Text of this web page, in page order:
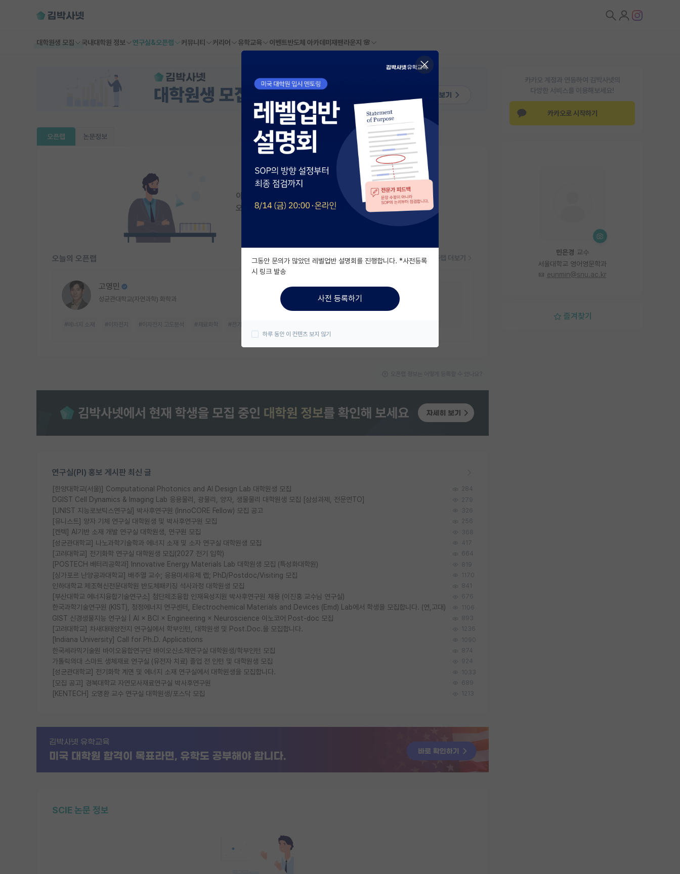
대학원생 모집 국내대학원 정보 연구실&오픈랩 커뮤니티 커리어 유학교육 이벤트반도체 아카데미 재팬라운지 🌸
오픈랩 논문정보
이 연구실은 아직 오픈랩 정보가
등록되지 않았습니다.
오픈랩이 등록된 연구실은 어떠신가요?
오늘의 오픈랩 오픈랩 더보기
고영민
성균관대학교(자연과학) 화학과
#에너지 소재 #이차전지 #이차전지 고도분석 #재료화학 #전기화학
지금 연구실 모집중이에요!
대학원생 박사후연구원
오픈랩 정보는 어떻게 등록할 수 있나요?
연구실(PI) 홍보 게시판 최신 글
[한양대학교(서울)] Computational Photonics and AI Design Lab 대학원생 모집 284
DGIST Cell Dynamics & Imaging Lab 응용물리, 광물리, 양자, 생물물리 대학원생 모집 [삼성과제, 전문연TO] 279
[UNIST 지능로보틱스연구실] 박사후연구원 (InnoCORE Fellow) 모집 공고 326
[유니스트] 양자 기체 연구실 대학원생 및 박사후연구원 모집 256
[켄텍] AI기반 소재 개발 연구실 대학원생, 연구원 모집 368
[성균관대학교] 나노과학기술학과 에너지 소재 및 소자 연구실 대학원생 모집 417
[고려대학교] 전기화학 연구실 대학원생 모집(2027 전기 입학) 664
[POSTECH 배터리공학과] Innovative Energy Materials Lab 대학원생 모집 (특성화대학원) 819
[싱가포르 난양공과대학교] 배주열 교수; 응용미세유체 랩; PhD/Postdoc/Visiting 모집 1170
인하대학교 제조혁신전문대학원 반도체패키징 석사과정 대학원생 모집 841
[부산대학교 에너지융합기술연구소] 첨단제조융합 인재육성지원 박사후연구원 채용 (이진홍 교수님 연구실) 676
한국과학기술연구원 (KIST), 청정에너지 연구센터, Electrochemical Materials and Devices (Emd) Lab에서 학생을 모집합니다. (연,고대) 1106
GIST 신경생물지능 연구실 | AI × BCI × Engineering × Neuroscience 이노코어 Post-doc 모집 893
[고려대학교] 차새대태양전지 연구실에서 학부인턴, 대학원생 및 Post.Doc.을 모집합니다. 1236
[Indiana University] Call for Ph.D. Applications 1090
한국세라믹기술원 바이오융합연구단 바이오신소재연구실 대학원생/학부인턴 모집 874
가톨릭의대 스마트 생체재료 연구실 (유전자 치료) 졸업 전 인턴 및 대학원생 모집 924
[성균관대학교] 전기화학 계면 및 에너지 소재 연구실에서 대학원생을 모집합니다. 1033
[모집 공고] 경북대학교 자연모사재료연구실 박사후연구원 689
[KENTECH] 오명환 교수 연구실 대학원생/포스닥 모집 1213
SCIE 논문 정보
그동안 문의가 많았던 레벨업반 설명회를 진행합니다. *사전등록
시 링크 발송
사전 등록하기
하루 동안 이 컨텐츠 보지 않기
카카오 계정과 연동하여 김박사넷의
다양한 서비스를 이용해보세요!
카카오로 시작하기
민은경 교수
서울대학교 영어영문학과
eunmin@snu.ac.kr
즐겨찾기